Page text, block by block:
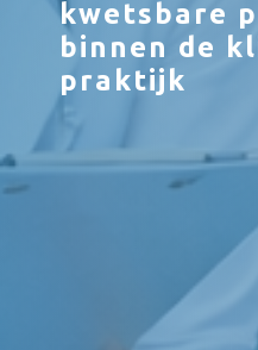
kwetsbare
binnen de
praktijk